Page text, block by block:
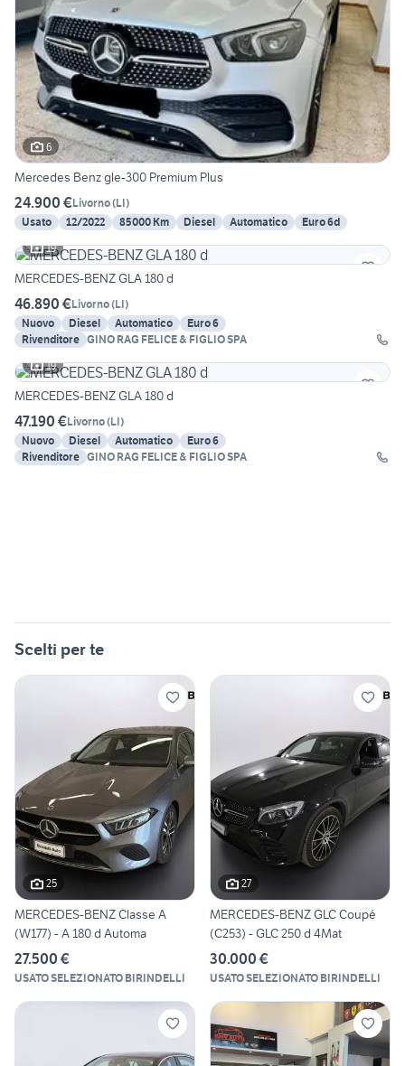
6
Mercedes Benz gle-300 Premium Plus
24.900 €Livorno(LI)
Usato
12/2022 85000 Km Diesel Automatico
Euro 6d
19
MERCEDES-BENZ GLA 180 d
46.890 €Livorno(LI)
Nuovo
Diesel Automatico
Euro 6
Rivenditore GINO RAG FELICE & FIGLIO SPA
19
MERCEDES-BENZ GLA 180 d
47.190 €Livorno(LI)
Nuovo
Diesel Automatico
Euro 6
Rivenditore GINO RAG FELICE & FIGLIO SPA
Scelti per te
25
MERCEDES-BENZ Classe A
(W177) - A 180 d Automa
27.500 €
USATO SELEZIONATO BIRINDELLI
27
MERCEDES-BENZ GLC Coupé
(C253) - GLC 250 d 4Mat
30.000 €
USATO SELEZIONATO BIRINDELLI